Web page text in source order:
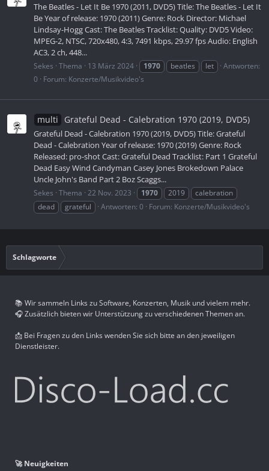
The Beatles - Let It Be 1970 (2011, DVD5) Title: The Beatles - Let It
Be Year of release: 1970 (2011) Genre: Rock Director: Michael
Lindsay-Hogg Cast: The Beatles Tracklist: Quality: DVD5 Video:
MPEG-2, NTSC, 720x480, 4:3, 7491 kbps, 29.97 fps Audio: English
AC3, 2 ch, 448...
Sekes Thema 13 März 2024 1970 beatles let
Antworten:
0
Forum: Konzerte/Musikvideo's
multi Grateful Dead - Calebration 1970 (2019, DVD5)
Grateful Dead - Calebration 1970 (2019, DVD5) Title: Grateful
Dead - Calebration Year of release: 1970 (2019) Genre: Rock
Released: pro-shot Cast: Grateful Dead Tracklist: Part 1 Grateful
Dead Easy Wind Candyman Casey Jones Brokedown Palace
Uncle John's Band Part 2 Boz Scaggs...
Sekes Thema 22 Nov. 2023 1970 2019
calebration
dead
grateful Antworten: 0 Forum: Konzerte/Musikvideo's
Schlagworte
📚 Wir sammeln Links zu Software, Konzerten, Musik und vielem mehr.
🎧 Zusätzlich bieten wir Unterstützung zu verschiedenen Themen an.
📩 Bei Fragen zu den Links wenden Sie sich bitte an den jeweiligen
Dienstleister.
🚀 Neuigkeiten